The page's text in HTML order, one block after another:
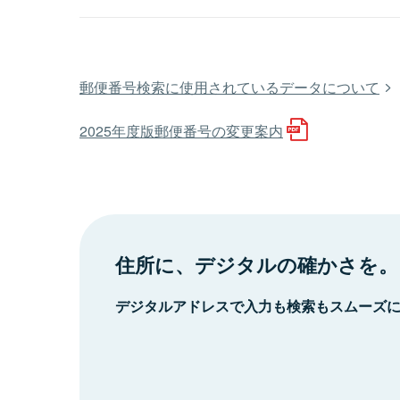
郵便番号検索に使用されているデータについて
2025年度版郵便番号の変更案内
住所に、デジタルの確かさを。
デジタルアドレスで入力も検索もスムーズ